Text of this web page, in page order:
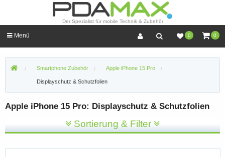
Der Spezialist für mobile Technik & Zubehör
0 0
Menü
Smartphone Zubehör Apple iPhone 15 Pro
Displayschutz & Schutzfolien
Apple iPhone 15 Pro: Displayschutz & Schutzfolien
Sortierung & Filter